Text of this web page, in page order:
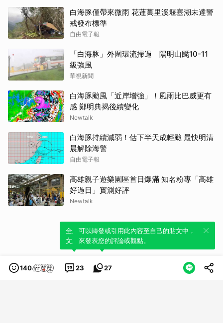
白海豚僅帶來微雨 花蓮萬里溪堰塞湖未達警
戒發布標準
自由電子報
「白海豚」外圍環流掃過 陽明山颳10-11
級強風
華視新聞
白海豚颱風「近岸增強」！風雨比巴威更有
感 鄭明典揭後續變化
Newtalk
白海豚持續減弱！估下半天成輕颱 最快明清
晨解除海警
自由電子報
高雄親子遊樂園區首日爆滿 知名粉專「高雄
好過日」實測好評
Newtalk
140 23
全新體驗！一鍵引用此內容，透過發布貼
文來輕鬆表達個人立場。
27
可以轉發或引用此內容至自己的貼文中，
來發表您的評論或觀點。